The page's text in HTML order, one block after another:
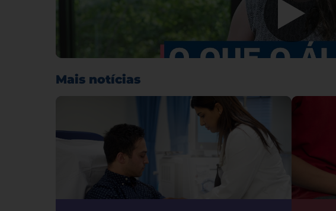
Mais notícias